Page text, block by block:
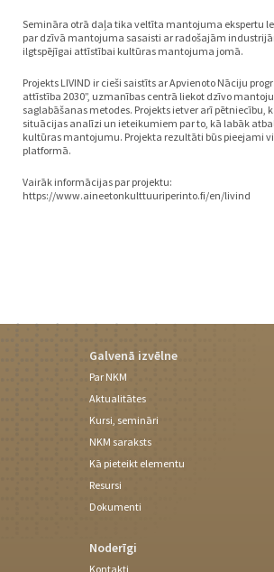
Semināra otrā daļa tika veltīta mantojuma ekspertu
par dzīvā mantojuma sasaisti ar radošajām
ilgtspējīgai attīstībai kultūras mantojuma jomā.
Projekts LIVIND ir cieši saistīts ar Apvienoto Nāciju
attīstība 2030”, uzmanības centrā liekot dzīvo
saglabāšanas metodes. Projekts ietver arī pētniecību,
situācijas analīzi un ieteikumiem par to, kā labāk
kultūras mantojumu. Projekta rezultāti būs pieejami
platformā.
Vairāk informācijas par projektu:
https://www.aineetonkulttuuriperinto.fi/en/livind
Galvenā izvēlne
Par NKM
Aktualitātes
Kursi, semināri
NKM saraksts
Kā pieteikt elementu
Resursi
Dokumenti
Noderīgi
Kontakti